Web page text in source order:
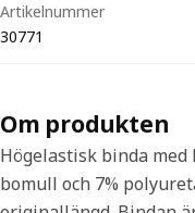
Artikelnummer
30771
Om produkten
Högelastisk binda med
bomull och 7%